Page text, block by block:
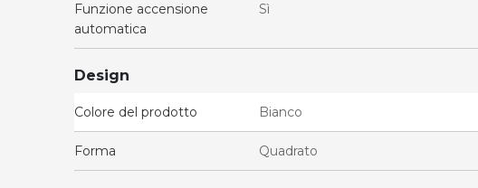
Funzione accensione
automatica
Sì
Design
Colore del prodotto Bianco
Forma Quadrato